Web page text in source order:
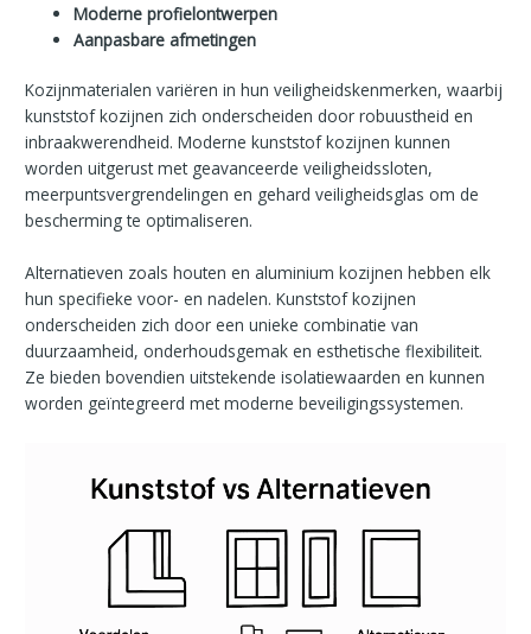
Moderne profielontwerpen
Aanpasbare afmetingen
Kozijnmaterialen variëren in hun veiligheidskenmerken, waarbij
kunststof kozijnen zich onderscheiden door robuustheid en
inbraakwerendheid. Moderne kunststof kozijnen kunnen
worden uitgerust met geavanceerde veiligheidssloten,
meerpuntsvergrendelingen en gehard veiligheidsglas om de
bescherming te optimaliseren.
Alternatieven zoals houten en aluminium kozijnen hebben elk
hun specifieke voor- en nadelen. Kunststof kozijnen
onderscheiden zich door een unieke combinatie van
duurzaamheid, onderhoudsgemak en esthetische flexibiliteit.
Ze bieden bovendien uitstekende isolatiewaarden en kunnen
worden geïntegreerd met moderne beveiligingssystemen.